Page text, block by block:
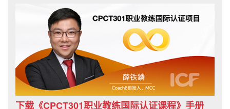
下载《CPCT301职业教练国际认证课程》手册